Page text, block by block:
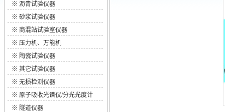
※ 沥青试验仪器
※ 砂浆试验仪器
※ 商混站试验室仪器
※ 压力机、万能机
※ 陶瓷试验仪器
※ 其它试验仪器
※ 无损检测仪器
※ 原子吸收光谱仪/分光光度计
※ 隧道仪器